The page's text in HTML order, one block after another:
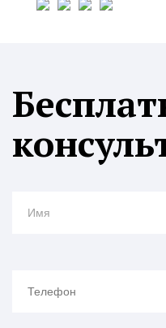
Имя